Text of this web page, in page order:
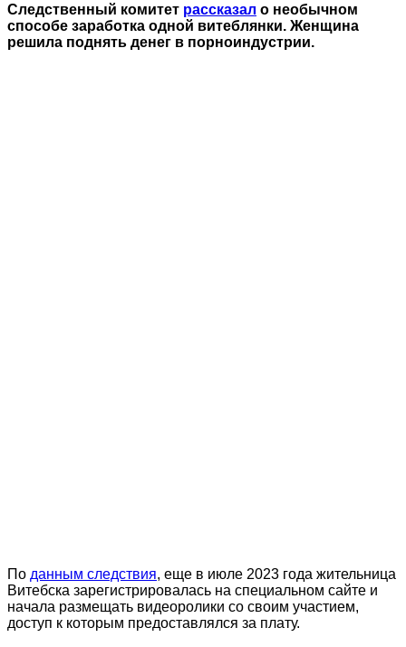
Следственный комитет рассказал о необычном
способе заработка одной витеблянки. Женщина
решила поднять денег в порноиндустрии.
По данным следствия, еще в июле 2023 года жительница
Витебска зарегистрировалась на специальном сайте и
начала размещать видеоролики со своим участием,
доступ к которым предоставлялся за плату.